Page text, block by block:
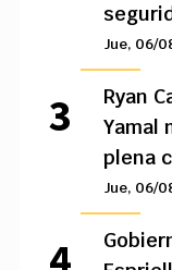
Jue, 06/
Ryan
Yamal
plena
Jue, 06/